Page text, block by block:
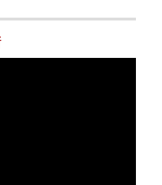
है, बल्कि अगले सीजन के पहले
भी बाहर कर दिया गया है।
राह को चुना। ट्रॉफी
के कुछ ही समय बाद दोनों